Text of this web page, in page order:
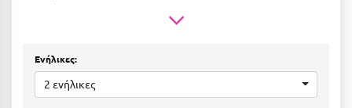
Ζαγοροχώρια
Ζάκυνθος
Ενήλικες:
2 ενήλικες